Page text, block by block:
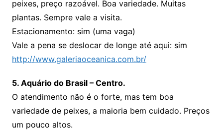
peixes, preço razoável. Boa variedade. Muitas
plantas. Sempre vale a visita.
Estacionamento: sim (uma vaga)
Vale a pena se deslocar de longe até aqui: sim
http://www.galeriaoceanica.com.br/
5. Aquário do Brasil – Centro.
O atendimento não é o forte, mas tem boa
variedade de peixes, a maioria bem cuidado. Preços
um pouco altos.